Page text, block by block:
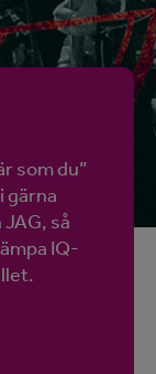
som du”
gärna
så
IQ-